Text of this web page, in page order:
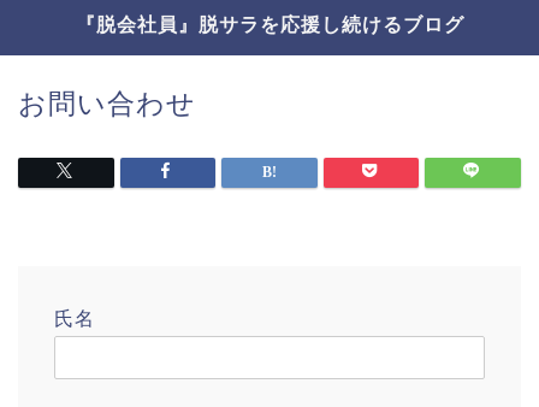
『脱会社員』脱サラを応援し続けるブログ
お問い合わせ
氏名